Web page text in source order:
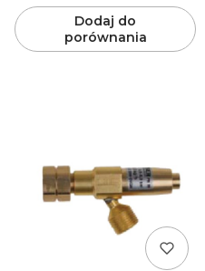
Dodaj do
porównania